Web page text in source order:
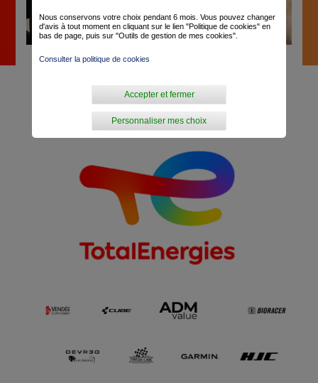
Site Internet
Nous conservons votre choix pendant 6 mois. Vous pouvez changer
d'avis à tout moment en cliquant sur le lien "Politique de cookies" en
bas de page, puis sur "Outils de gestion de mes cookies".
Consulter la politique de cookies
Personnaliser mes choix
Accepter et fermer